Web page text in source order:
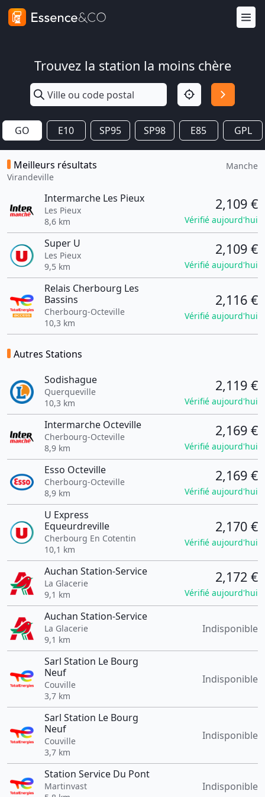
Trouvez la station la moins chère
GO E10 SP95 SP98 E85 GPL
Meilleurs résultats
Virandeville
Manche
Intermarche Les Pieux
Les Pieux
8,6 km
2,109 €
Vérifié aujourd'hui
Super U
Les Pieux
9,5 km
2,109 €
Vérifié aujourd'hui
Relais Cherbourg Les
Bassins
Cherbourg-Octeville
10,3 km
2,116 €
Vérifié aujourd'hui
Autres Stations
Sodishague
Querqueville
10,3 km
2,119 €
Vérifié aujourd'hui
Intermarche Octeville
Cherbourg-Octeville
8,9 km
2,169 €
Vérifié aujourd'hui
Esso Octeville
Cherbourg-Octeville
8,9 km
2,169 €
Vérifié aujourd'hui
U Express
Equeurdreville
Cherbourg En Cotentin
10,1 km
2,170 €
Vérifié aujourd'hui
Auchan Station-Service
La Glacerie
9,1 km
2,172 €
Vérifié aujourd'hui
Auchan Station-Service
La Glacerie
9,1 km
Indisponible
Sarl Station Le Bourg
Neuf
Couville
3,7 km
Indisponible
Sarl Station Le Bourg
Neuf
Couville
3,7 km
Indisponible
Station Service Du Pont
Martinvast
Indisponible